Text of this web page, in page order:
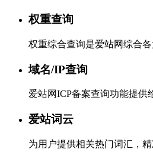
权重查询
权重综合查询是爱站网综合
域名/IP查询
爱站网ICP备案查询功能提供
爱站词云
为用户提供相关热门词汇，